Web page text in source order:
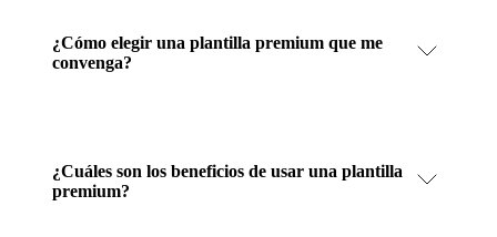
¿Cómo elegir una plantilla premium que me
convenga?
¿Cuáles son los beneficios de usar una plantilla
premium?